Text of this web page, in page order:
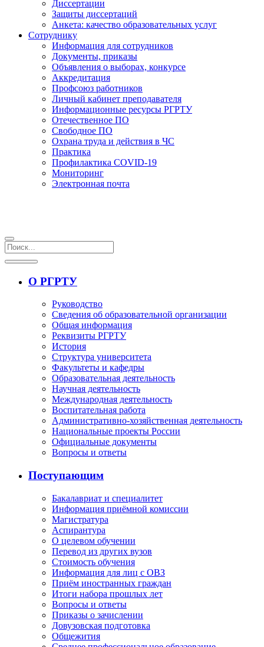
Диссертации
Защиты диссертаций
Анкета: качество образовательных услуг
Сотруднику
Информация для сотрудников
Документы, приказы
Объявления о выборах, конкурсе
Аккредитация
Профсоюз работников
Личный кабинет преподавателя
Информационные ресурсы РГРТУ
Отечественное ПО
Свободное ПО
Охрана труда и действия в ЧС
Практика
Профилактика COVID-19
Мониторинг
Электронная почта
О РГРТУ
Руководство
Сведения об образовательной организации
Общая информация
Реквизиты РГРТУ
История
Структура университета
Факультеты и кафедры
Образовательная деятельность
Научная деятельность
Международная деятельность
Воспитательная работа
Административно-хозяйственная деятельность
Национальные проекты России
Официальные документы
Вопросы и ответы
Поступающим
Бакалавриат и специалитет
Информация приёмной комиссии
Магистратура
Аспирантура
О целевом обучении
Перевод из других вузов
Стоимость обучения
Информация для лиц с ОВЗ
Приём иностранных граждан
Итоги набора прошлых лет
Вопросы и ответы
Приказы о зачислении
Довузовская подготовка
Общежития